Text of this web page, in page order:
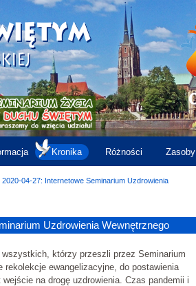
Kronika Różności Zasoby
2020-04-27: Internetowe Seminarium Uzdrowienia
Uzdrowienia Wewnętrznego
wszystkich, którzy przeszli przez Seminarium
rekolekcje ewangelizacyjne, do postawienia
na drogę uzdrowienia. Czas pandemii i